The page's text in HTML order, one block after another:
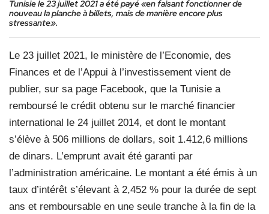
Tunisie le 23 juillet 2021 a été payé «en faisant fonctionner de
nouveau la planche à billets, mais de manière encore plus
stressante».
Le 23 juillet 2021, le ministère de l’Economie, des
Finances et de l’Appui à l’investissement vient de
publier, sur sa page Facebook, que la Tunisie a
remboursé le crédit obtenu sur le marché financier
international le 24 juillet 2014, et dont le montant
s’élève à 506 millions de dollars, soit 1.412,6 millions
de dinars. L’emprunt avait été garanti par
l’administration américaine. Le montant a été émis à un
taux d’intérêt s’élevant à 2,452 % pour la durée de sept
ans et remboursable en une seule tranche à la fin de la